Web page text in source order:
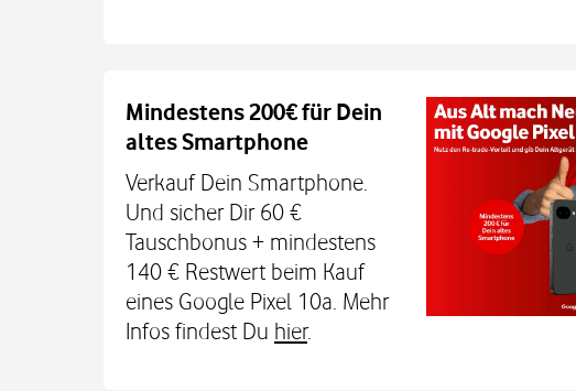
Mindestens 200€ für Dein
altes Smartphone
Verkauf Dein Smartphone.
Und sicher Dir 60 €
Tauschbonus + mindestens
140 € Restwert beim Kauf
eines Google Pixel 10a. Mehr
Infos findest Du hier.
Auch auf dem Schulweg immer
Dein Kind bleibt unterwegs auch ohne
Sicherheit erreichbar. Mit der Xplora X6Play 2nd
TCL MT48X Smartwatch für je einmal 1 € zum
Den Tarif gibt's jetzt 3 Monate für 0 € und
€. Alle Infos bei uns im Shop.